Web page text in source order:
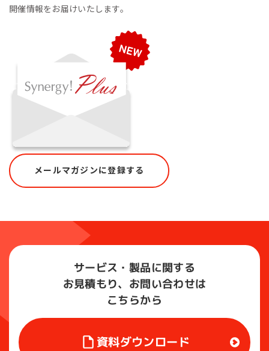
開催情報をお届けいたします。
メールマガジンに登録する
サービス・製品に関する
お見積もり、お問い合わせは
こちらから
資料ダウンロード